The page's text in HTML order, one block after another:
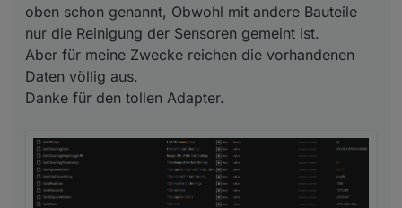
oben schon genannt, Obwohl mit andere Bauteile
nur die Reinigung der Sensoren gemeint ist.
Aber für meine Zwecke reichen die vorhandenen
Daten völlig aus.
Danke für den tollen Adapter.